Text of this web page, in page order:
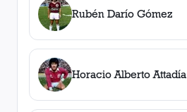
Rubén Darío Gómez
Horacio Alberto Attadía